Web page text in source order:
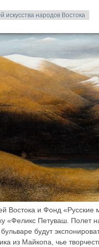
искусства народов Востока
Востока и Фонд «Русские
«Феликс Петуваш. Полет
будут
из Майкопа, чье